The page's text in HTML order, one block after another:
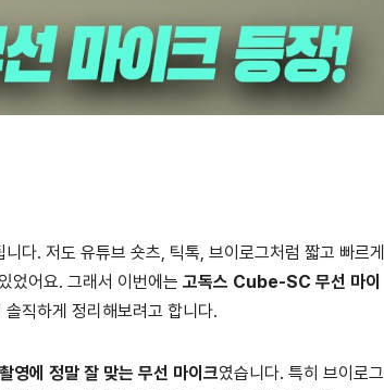
다. 저도 유튜브 숏츠, 틱톡, 브이로그처럼 짧고 빠르게
었어요. 그래서 이번에는 고독스 Cube-SC 무선 마이
직하게 정리해보려고 합니다.
영에 정말 잘 맞는 무선 마이크였습니다. 특히 브이로그